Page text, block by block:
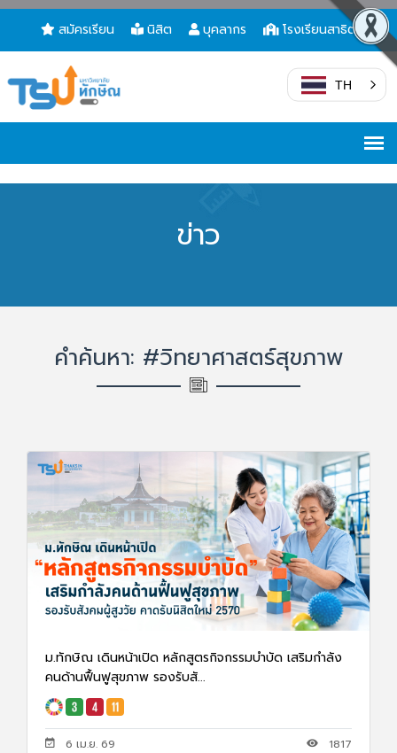
สมัครเรียน นิสิต บุคลากร โรงเรียนสาธิต
TH
ข่าว
คำค้นหา: #วิทยาศาสตร์สุขภาพ
ม.ทักษิณ เดินหน้าเปิด หลักสูตรกิจกรรมบำบัด เสริมกำลัง
คนด้านฟื้นฟูสุขภาพ รองรับสั...
6 เม.ย. 69 1817